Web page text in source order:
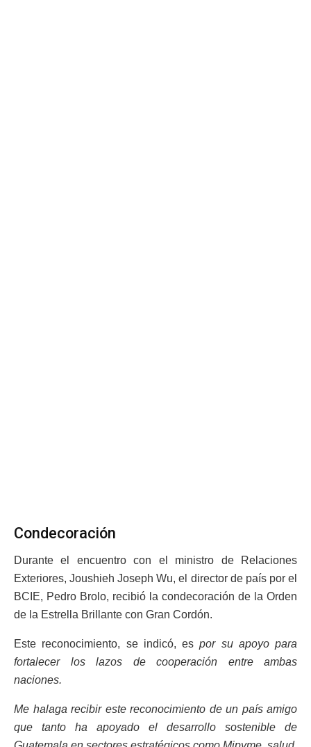
Condecoración
Durante el encuentro con el ministro de Relaciones
Exteriores, Joushieh Joseph Wu, el director de país por el
BCIE, Pedro Brolo, recibió la condecoración de la Orden
de la Estrella Brillante con Gran Cordón.
Este reconocimiento, se indicó, espor su apoyo para
fortalecer los lazos de cooperación entre ambas
naciones.
Me halaga recibir este reconocimiento de un país amigo
que tanto ha apoyado el desarrollo sostenible de